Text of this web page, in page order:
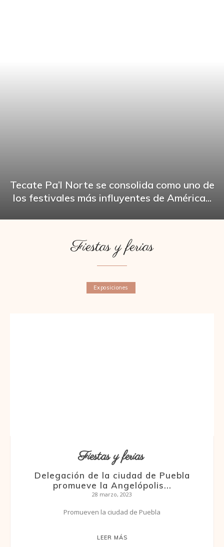
Tecate Pa’l Norte se consolida como uno de
los festivales más influyentes de América...
Fiestas y ferias
Exposiciones
Fiestas y ferias
Delegación de la ciudad de Puebla
promueve la Angelópolis...
28 marzo, 2023
Promueven la ciudad de Puebla
LEER MÁS